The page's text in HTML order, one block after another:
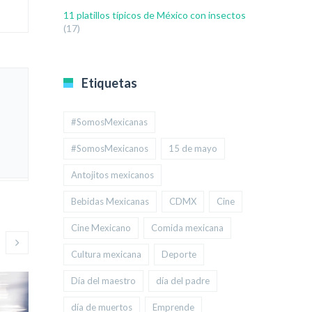
11 platillos típicos de México con insectos
(17)
Etiquetas
#SomosMexicanas
#SomosMexicanos 15 de mayo
Antojitos mexicanos
Bebidas Mexicanas CDMX Cine
Cine Mexicano Comida mexicana
Cultura mexicana Deporte
Día del maestro día del padre
día de muertos Emprende